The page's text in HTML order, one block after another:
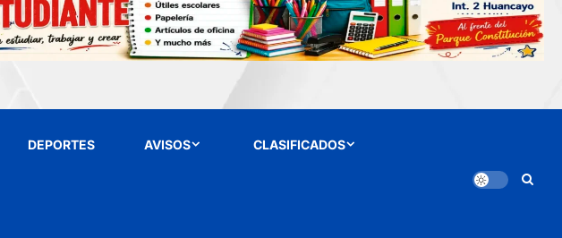
DEPORTES AVISOS CLASIFICADOS